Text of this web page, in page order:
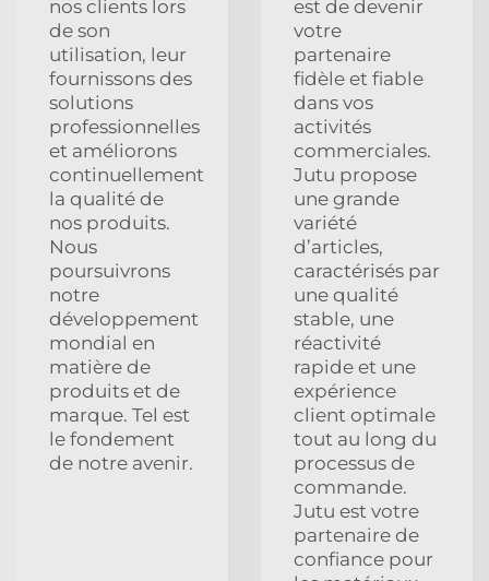
nos clients lors
de son
utilisation, leur
fournissons des
solutions
professionnelles
et améliorons
continuellement
la qualité de
nos produits.
Nous
poursuivrons
notre
développement
mondial en
matière de
produits et de
marque. Tel est
le fondement
de notre avenir.
est de devenir
votre
partenaire
fidèle et fiable
dans vos
activités
commerciales.
Jutu propose
une grande
variété
d’articles,
caractérisés par
une qualité
stable, une
réactivité
rapide et une
expérience
client optimale
tout au long du
processus de
commande.
Jutu est votre
partenaire de
confiance pour